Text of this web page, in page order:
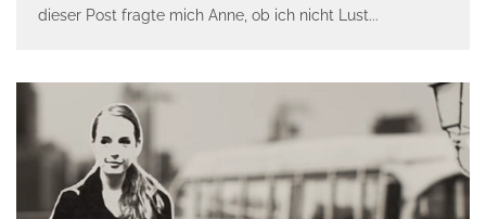
dieser Post fragte mich Anne, ob ich nicht Lust...